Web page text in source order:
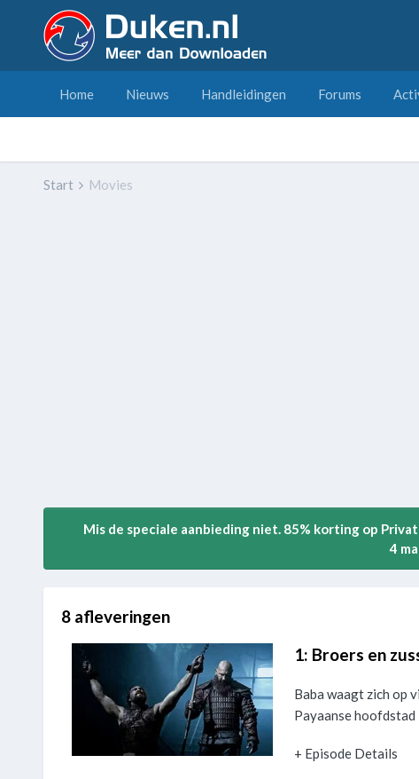
Home Nieuws Handleidingen Forums
Start Movies
Mis de speciale aanbieding niet. 85% korting op
4
8 afleveringen
1: Broers en
Baba waagt zich op
Payaanse hoofdstad
+ Episode Details